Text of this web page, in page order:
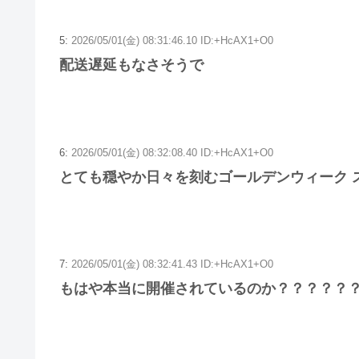
5: 2026/05/01(金) 08:31:46.10 ID:+HcAX1+O0
配送遅延もなさそうで
6: 2026/05/01(金) 08:32:08.40 ID:+HcAX1+O0
とても穏やか日々を刻むゴールデンウィーク
7: 2026/05/01(金) 08:32:41.43 ID:+HcAX1+O0
もはや本当に開催されているのか？？？？？？